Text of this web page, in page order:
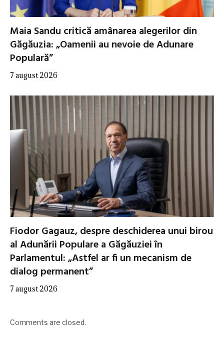
Maia Sandu critică amânarea alegerilor din
Găgăuzia: „Oamenii au nevoie de Adunare
Populară”
7 august 2026
Fiodor Gagauz, despre deschiderea unui birou
al Adunării Populare a Găgăuziei în
Parlamentul: „Astfel ar fi un mecanism de
dialog permanent”
7 august 2026
Comments are closed.